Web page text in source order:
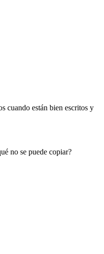
cuando están bien escritos y
no se puede copiar?